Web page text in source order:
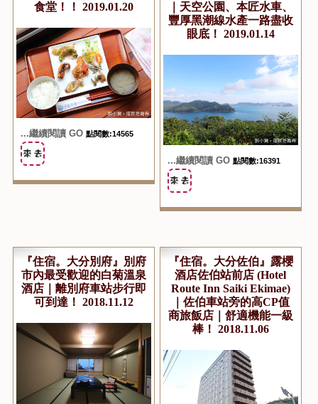
食堂！！ 2019.01.20
...繼續閱讀 GO 點閱數:14565
｜天空公園、本匠水車、
豐厚黑潮線水產一路盡收
眼底！ 2019.01.14
...繼續閱讀 GO 點閱數:16391
『住宿。大分別府』別府
市內最受歡迎的白菊溫泉
酒店｜離別府車站步行即
可到達！ 2018.11.12
『住宿。大分佐伯』露櫻
酒店佐伯站前店 (Hotel
Route Inn Saiki Ekimae)
｜佐伯車站旁的高CP值
商旅飯店｜舒適機能一級
棒！ 2018.11.06